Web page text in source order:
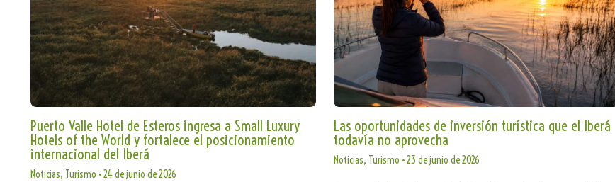
Puerto Valle Hotel de Esteros ingresa a Small Luxury
Hotels of the World y fortalece el posicionamiento
internacional del Iberá
Noticias, Turismo •24 de junio de 2026
Las oportunidades de inversión turística que el Iberá
todavía no aprovecha
Noticias, Turismo •23 de junio de 2026